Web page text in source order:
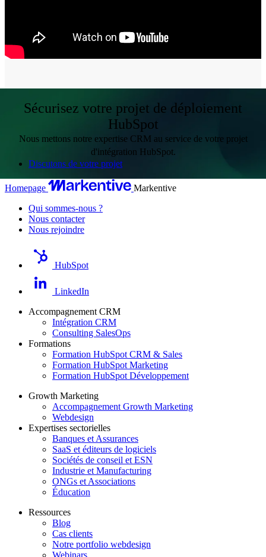
Sécurisez votre projet de déploiement
HubSpot
Nous mettons notre expertise CRM au service de votre projet
d'intégration HubSpot.
Discutons de votre projet
Homepage
Markentive
Qui sommes-nous ?
Nous contacter
Nous rejoindre
HubSpot
LinkedIn
Accompagnement CRM
Intégration CRM
Consulting SalesOps
Formations
Formation HubSpot CRM & Sales
Formation HubSpot Marketing
Formation HubSpot Développement
Growth Marketing
Accompagnement Growth Marketing
Webdesign
Expertises sectorielles
Banques et Assurances
SaaS et éditeurs de logiciels
Sociétés de conseil et ESN
Industrie et Manufacturing
ONGs et Associations
Éducation
Ressources
Blog
Cas clients
Notre portfolio webdesign
Webinars